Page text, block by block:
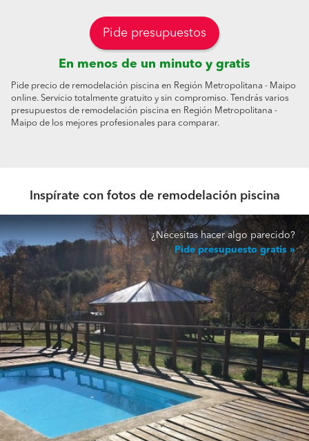
Pide presupuestos
En menos de un minuto y gratis
Pide precio de remodelación piscina en Región Metropolitana - Maipo
online. Servicio totalmente gratuito y sin compromiso. Tendrás varios
presupuestos de remodelación piscina en Región Metropolitana -
Maipo de los mejores profesionales para comparar.
Inspírate con fotos de remodelación piscina
¿Necesitas hacer algo parecido?
Pide presupuesto gratis